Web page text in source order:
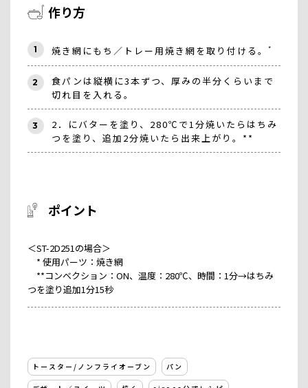
作り方
1 焼き網にもち／トレー用焼き網を取り付ける。 *
2
食パンは縦横に3本ずつ、厚みの半分くらいまで
切れ目を入れる。
3
2．にバターを塗り、280℃で1分焼いたらはちみ
つを塗り、追加2分焼いたら出来上がり。 **
ポイント
＜ST-2D251の場合＞
* 使用パーツ：焼き網
**コンベクション：ON、温度：280℃、時間：1分→はちみ
つを塗り追加1分15秒
トースター/ノンフライオーブン パン